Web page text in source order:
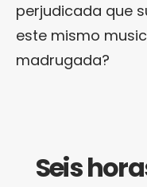
perjudicada que
este mismo
madrugada?
Seis